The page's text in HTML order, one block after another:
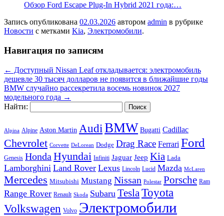
Обзор Ford Escape Plug-In Hybrid 2021 года:…
Запись опубликована 02.03.2026 автором admin в рубрике
Новости с метками Kia, Электромобили.
Навигация по записям
← Доступный Nissan Leaf откладывается: электромобиль
дешевле 30 тысяч долларов не появится в ближайшие годы
BMW случайно рассекретила восемь новинок 2027
модельного года →
Найти:
Alpina Alpine Aston Martin Audi BMW Bugatti Cadillac
Chevrolet Corvette DeLorean Dodge Drag Race Ferrari Ford
Genesis Honda Hyundai Infiniti Jaguar Jeep Kia Lada
Lamborghini Land Rover Lexus Lincoln Lucid Mazda McLaren
Mercedes Mitsubishi Mustang Nissan Polestar Porsche Ram
Range Rover Renault Skoda Subaru TeslaToyota
Volkswagen Volvo Электромобили